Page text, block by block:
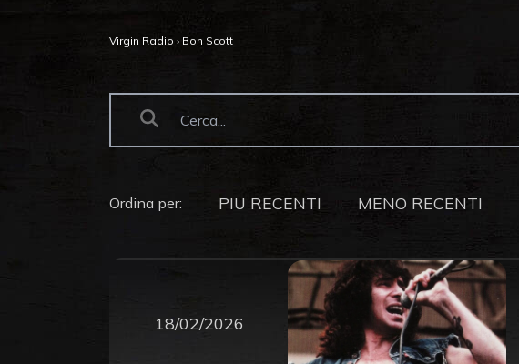
Virgin Radio › Bon Scott
Ordina per: PIU RECENTI MENO RECENTI
18/02/2026